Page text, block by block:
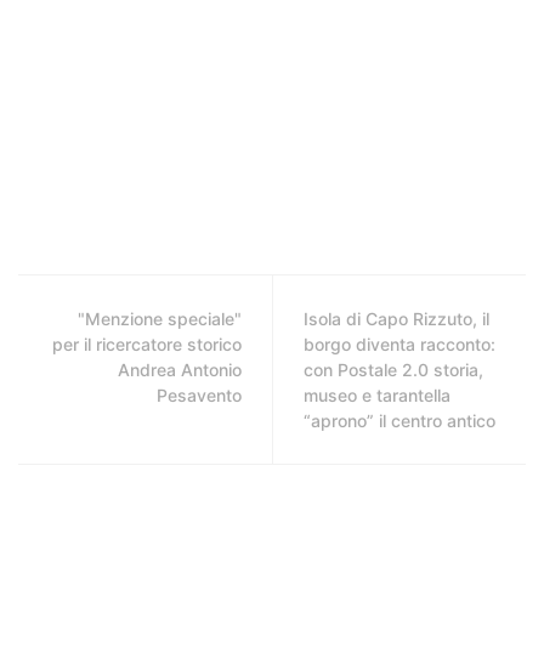
"Menzione speciale"
per il ricercatore storico
Andrea Antonio
Pesavento
Isola di Capo Rizzuto, il
borgo diventa racconto:
con Postale 2.0 storia,
museo e tarantella
“aprono” il centro antico